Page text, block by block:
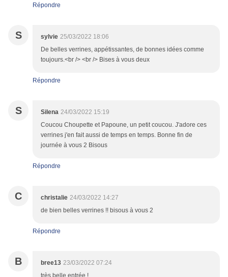
Répondre
S sylvie 25/03/2022 18:06
De belles verrines, appétissantes, de bonnes idées comme
toujours.<br /> <br /> Bises à vous deux
Répondre
S Silena 24/03/2022 15:19
Coucou Choupette et Papoune, un petit coucou. J'adore ces
verrines j'en fait aussi de temps en temps. Bonne fin de
journée à vous 2 Bisous
Répondre
C christalie 24/03/2022 14:27
de bien belles verrines !! bisous à vous 2
Répondre
B bree13 23/03/2022 07:24
très belle entrée !